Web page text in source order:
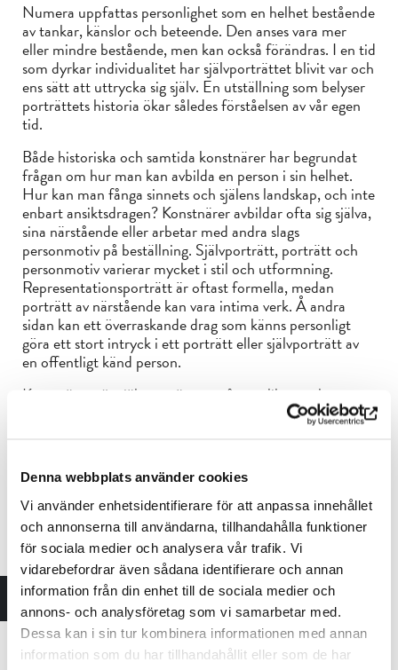
Denna webbplats använder cookies
Vi använder enhetsidentifierare för att anpassa innehållet
och annonserna till användarna, tillhandahålla funktioner
för sociala medier och analysera vår trafik. Vi
vidarebefordrar även sådana identifierare och annan
information från din enhet till de sociala medier och
annons- och analysföretag som vi samarbetar med.
Dessa kan i sin tur kombinera informationen med annan
information som du har tillhandahållit eller som de har
Numera uppfattas personlighet som en helhet bestående
av tankar, känslor och beteende. Den anses vara mer
eller mindre bestående, men kan också förändras. I en tid
som dyrkar individualitet har självporträttet blivit var och
ens sätt att uttrycka sig själv. En utställning som belyser
porträttets historia ökar således förståelsen av vår egen
tid.
Både historiska och samtida konstnärer har begrundat
frågan om hur man kan avbilda en person i sin helhet.
Hur kan man fånga sinnets och själens landskap, och inte
enbart ansiktsdragen? Konstnärer avbildar ofta sig själva,
sina närstående eller arbetar med andra slags
personmotiv på beställning. Självporträtt, porträtt och
personmotiv varierar mycket i stil och utformning.
Representationsporträtt är oftast formella, medan
porträtt av närstående kan vara intima verk. Å andra
sidan kan ett överraskande drag som känns personligt
göra ett stort intryck i ett porträtt eller självporträtt av
en offentligt känd person.
Konstnärer gör självporträtt av många olika orsaker.
Självporträttet är nära och personligt, liksom det
konstnärliga arbetet i allmänhet, och därför är jaget och
avbildar konstnärskapet, antingen som identitet eller roll.
Hur ska en konstnär se ut?
Representationsporträttet anses vara den traditionellaste
och tyvärr oftast den minst intressanta typen av porträtt.
Många anser att sådana porträtt inte alls är levande
konst, utan representerar ett tvångsmässigt
upprätthållande av traditionen. Ändå finns det liv i
traditionen, och porträttet är både ett bevis för att en
människa levt och en avbildning av personen. Det här är
grunden till de gamla porträttens tjusning: personen ser